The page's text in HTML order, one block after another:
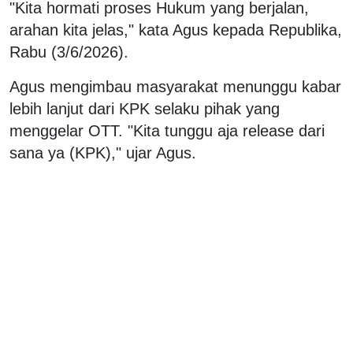
"Kita hormati proses Hukum yang berjalan,
arahan kita jelas," kata Agus kepada Republika,
Rabu (3/6/2026).
Agus mengimbau masyarakat menunggu kabar
lebih lanjut dari KPK selaku pihak yang
menggelar OTT. "Kita tunggu aja release dari
sana ya (KPK)," ujar Agus.